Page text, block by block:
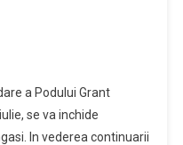
a Podului Grant
se va inchide
In vederea continuarii